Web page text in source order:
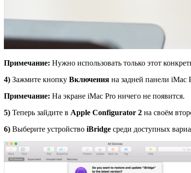
Примечание: Нужно использовать только этот
4) Зажмите кнопку Включения на задней панели iMac
Примечание: На экране iMac Pro ничего не появится.
5) Теперь зайдите в Apple Configurator 2 на своём
6) Выберите устройство iBridge среди доступных